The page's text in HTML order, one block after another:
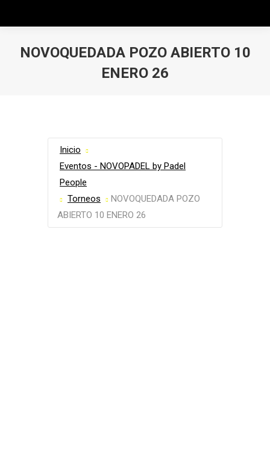
NOVOQUEDADA POZO ABIERTO 10
ENERO 26
Inicio
Eventos - NOVOPADEL by Padel
People
Torneos
NOVOQUEDADA POZO
ABIERTO 10 ENERO 26